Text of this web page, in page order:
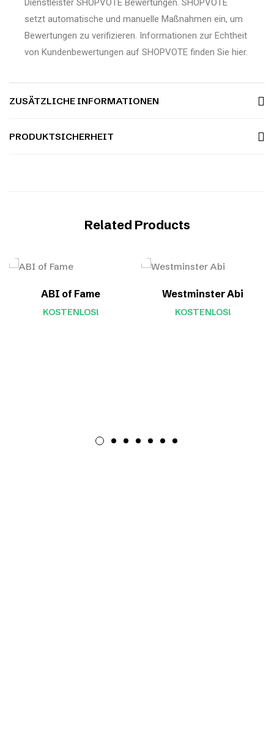
Dienstleister SHOPVOTE Bewertungen. SHOPVOTE
setzt automatische und manuelle Maßnahmen ein, um
Bewertungen zu verifizieren. Informationen zur Echtheit
von Kundenbewertungen auf SHOPVOTE finden Sie hier.
ZUSÄTZLICHE INFORMATIONEN
PRODUKTSICHERHEIT
Related Products
ABI of Fame
KOSTENLOS!
Westminster Abi
KOSTENLOS!